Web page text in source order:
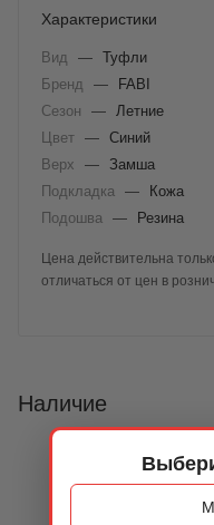
Характеристики
Вид — Туфли
Бренд
—
FABI
Сезон
—
Летние
Цвет — Синий
Верх
— Замша
Подкладка
—
Кожа
Подошва
— Резина
Цена действительна
отличаться от цен в
Наличие